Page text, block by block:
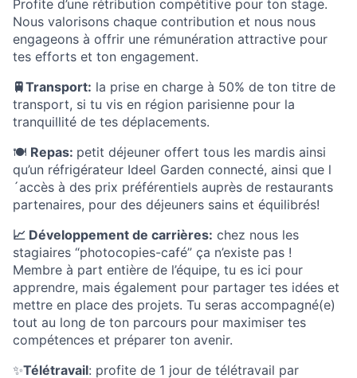
Profite d’une rétribution compétitive pour ton stage.
Nous valorisons chaque contribution et nous nous
engageons à offrir une rémunération attractive pour
tes efforts et ton engagement.
🚆Transport: la prise en charge à 50% de ton titre de
transport, si tu vis en région parisienne pour la
tranquillité de tes déplacements.
🍽️ Repas: petit déjeuner offert tous les mardis ainsi
qu’un réfrigérateur Ideel Garden connecté, ainsi que l
´accès à des prix préférentiels auprès de restaurants
partenaires, pour des déjeuners sains et équilibrés!
📈 Développement de carrières: chez nous les
stagiaires “photocopies-café” ça n’existe pas !
Membre à part entière de l’équipe, tu es ici pour
apprendre, mais également pour partager tes idées et
mettre en place des projets. Tu seras accompagné(e)
tout au long de ton parcours pour maximiser tes
compétences et préparer ton avenir.
✨Télétravail: profite de 1 jour de télétravail par